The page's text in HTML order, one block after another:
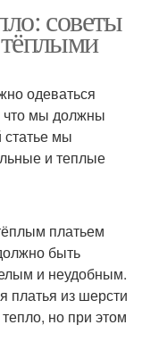
советы
одеваться
что мы должны
статье мы
и теплые
платьем
быть
и неудобным.
платья из шерсти
но при этом